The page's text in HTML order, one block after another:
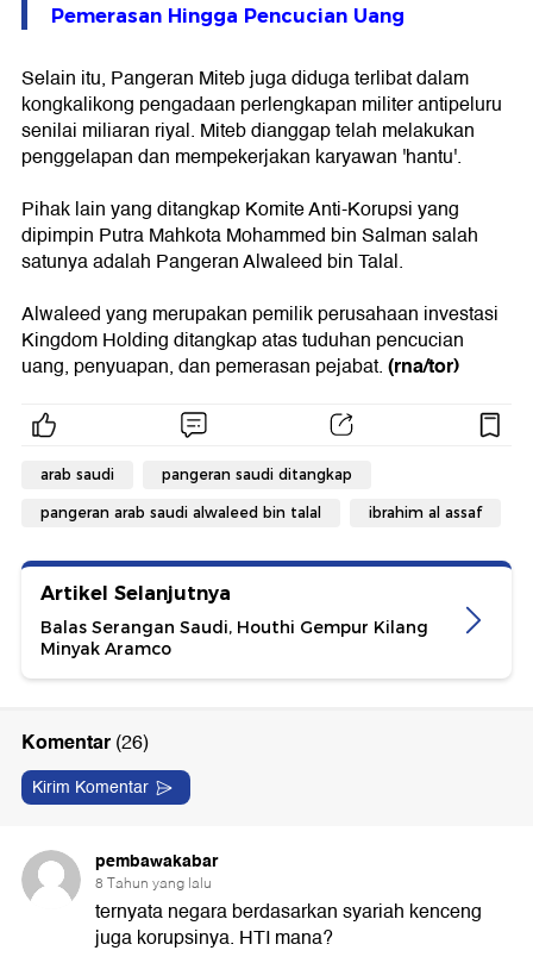
Pemerasan Hingga Pencucian Uang
Selain itu, Pangeran Miteb juga diduga terlibat dalam
kongkalikong pengadaan perlengkapan militer antipeluru
senilai miliaran riyal. Miteb dianggap telah melakukan
penggelapan dan mempekerjakan karyawan 'hantu'.
Pihak lain yang ditangkap Komite Anti-Korupsi yang
dipimpin Putra Mahkota Mohammed bin Salman salah
satunya adalah Pangeran Alwaleed bin Talal.
Alwaleed yang merupakan pemilik perusahaan investasi
Kingdom Holding ditangkap atas tuduhan pencucian
uang, penyuapan, dan pemerasan pejabat.(rna/tor)
arab saudi pangeran saudi ditangkap
pangeran arab saudi alwaleed bin talal ibrahim al assaf
Artikel Selanjutnya
Balas Serangan Saudi, Houthi Gempur Kilang
Minyak Aramco